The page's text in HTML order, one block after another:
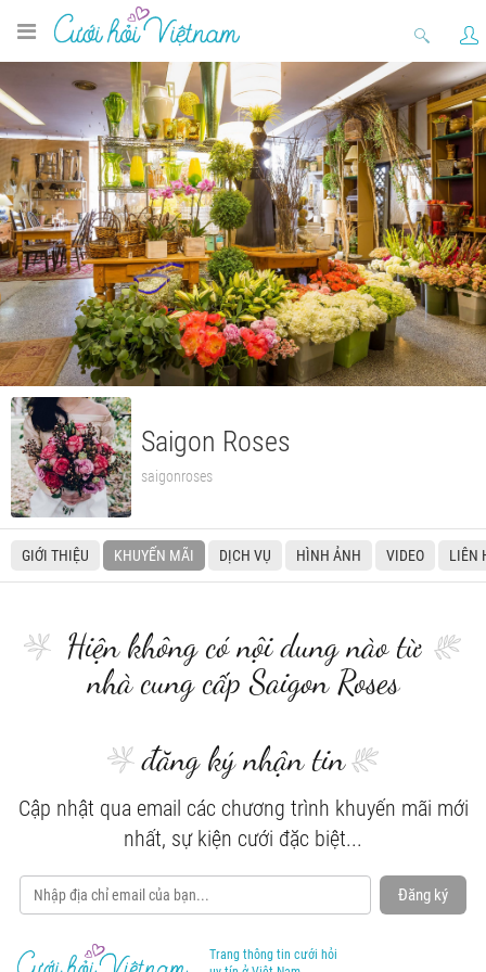
Saigon Roses
saigonroses
GIỚI THIỆU KHUYẾN MÃI DỊCH VỤ HÌNH ẢNH VIDEO LIÊN
Hiện không có nội dung nào từ
nhà cung cấp Saigon Roses
đăng ký nhận tin
Cập nhật qua email các chương trình khuyến mãi mới
nhất, sự kiện cưới đặc biệt...
Đăng ký
Trang thông tin cưới hỏi